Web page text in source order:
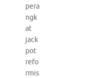
pera
ngk
at
jack
pot
refo
rmis